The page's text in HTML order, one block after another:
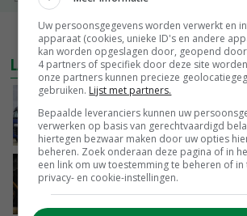
MEER MARKTPRIJZEN
LAATSTE NIEUWS
ForFarmers groeit verder
toenemen
VANDAAG, 07:43
Zalmkweker wil
voorbeeld kan dienen voor
Uw persoonsgegevens worden verwerkt en
apparaat (cookies, unieke ID's en andere
kan worden opgeslagen door, geopend
4 partners of specifiek door deze site
onze partners kunnen precieze
gebruiken. Lijst met partners.
Bepaalde leveranciers kunnen uw
verwerken op basis van gerechtvaardigd
hiertegen bezwaar maken door uw opties
beheren. Zoek onderaan deze pagina of in
een link om uw toestemming te beheren of in
privacy- en cookie-instellingen.